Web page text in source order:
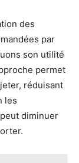
des
par
son utilité
permet
réduisant
les
diminuer